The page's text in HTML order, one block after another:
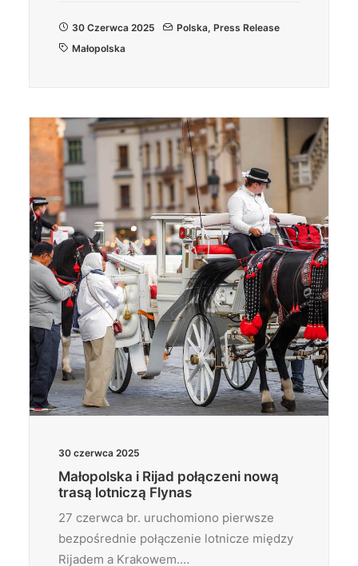
30 Czerwca 2025 Polska, Press Release
Małopolska
30 czerwca 2025
Małopolska i Rijad połączeni nową
trasą lotniczą Flynas
27 czerwca br. uruchomiono pierwsze
bezpośrednie połączenie lotnicze między
Rijadem a Krakowem.…